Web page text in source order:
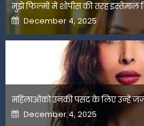
मुझे फिल्मों में शोपीस की तरह इस्तेमाल
Posted
on
December 4, 2025
महिलाओंको उनकी पसंद के लिए उन्हें
Posted
on
December 4, 2025